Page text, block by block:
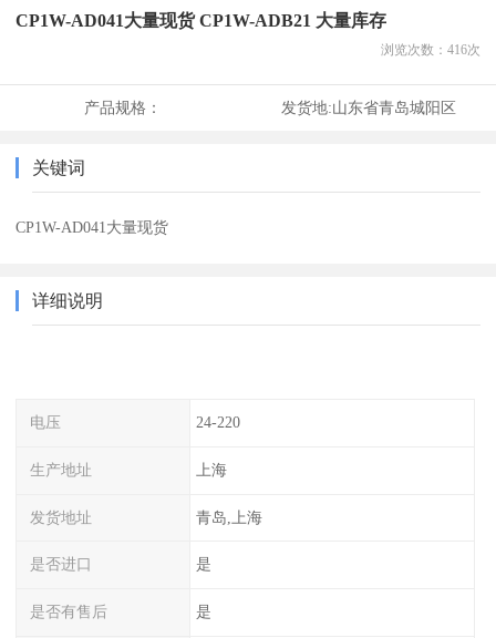
CP1W-AD041大量现货 CP1W-ADB21 大量库存
浏览次数： 416次
产品规格： 发货地:山东省青岛城阳区
关键词
CP1W-AD041大量现货
详细说明
电压 24-220
生产地址 上海
发货地址 青岛,上海
是否进口 是
是否有售后 是